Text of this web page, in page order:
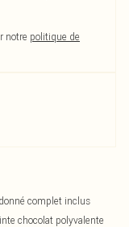
notre politique de
complet inclus
chocolat polyvalente